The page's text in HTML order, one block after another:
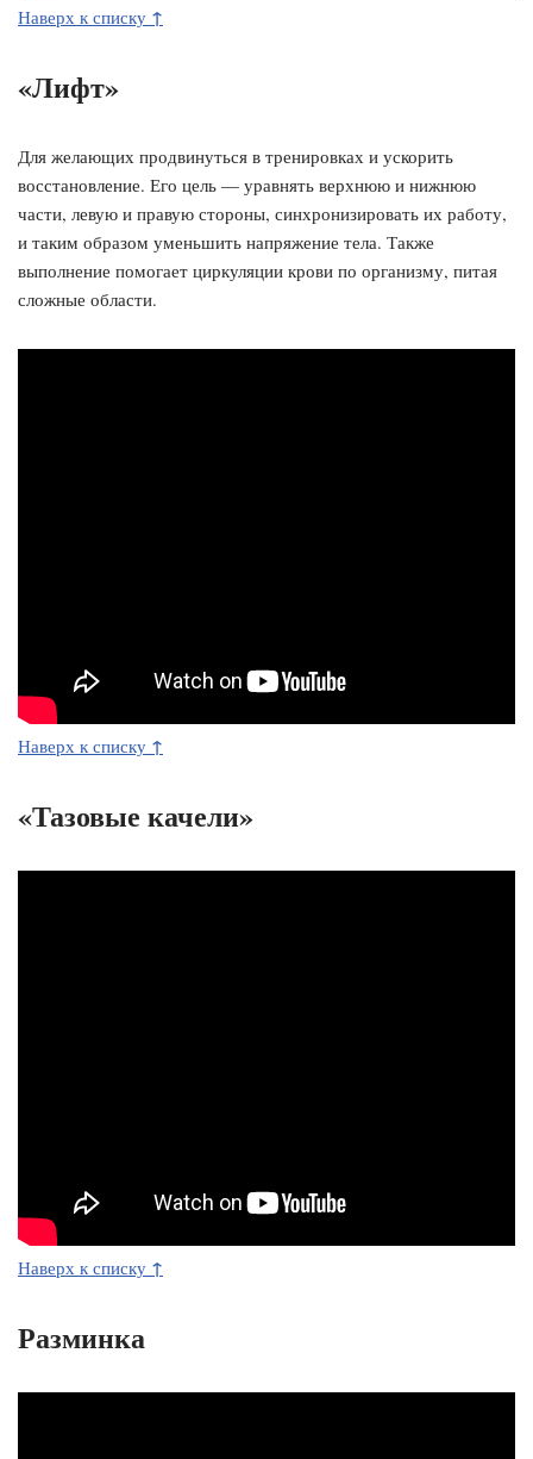
Наверх к списку ↑
«Лифт»
Для желающих продвинуться в тренировках и ускорить
восстановление. Его цель — уравнять верхнюю и нижнюю
части, левую и правую стороны, синхронизировать их работу,
и таким образом уменьшить напряжение тела. Также
выполнение помогает циркуляции крови по организму, питая
сложные области.
Наверх к списку ↑
«Тазовые качели»
Наверх к списку ↑
Разминка